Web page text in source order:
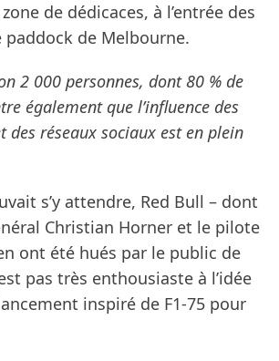
de dédicaces, à l’entrée des
de Melbourne.
2 000 personnes, dont 80 % de
également que l’influence des
des réseaux sociaux est en plein
s’y attendre, Red Bull – dont
Christian Horner et le pilote
ont été hués par le public de
pas très enthousiaste à l’idée
inspiré de F1-75 pour